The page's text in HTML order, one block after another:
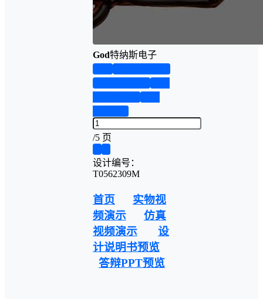
God特纳斯电子
/5 页
设计编号：
T0562309M
首页
实物视
频演示
仿真
视频演示
设
计说明书预览
答辩PPT预览